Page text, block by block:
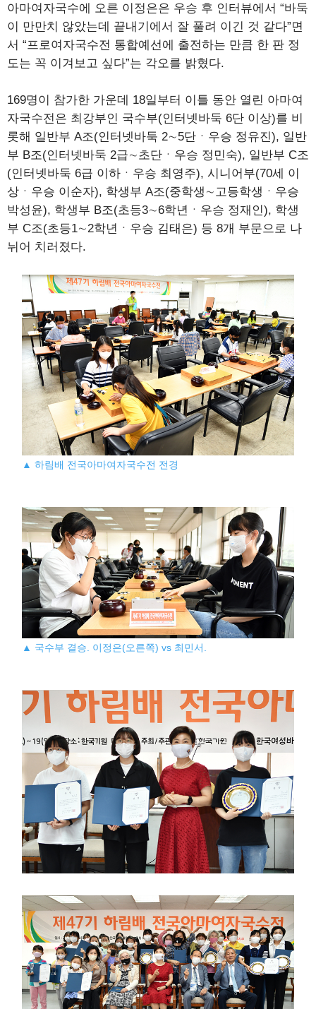
아마여자국수에 오른 이정은은 우승 후 인터뷰에서 “바둑
이 만만치 않았는데 끝내기에서 잘 풀려 이긴 것 같다”면
서 “프로여자국수전 통합예선에 출전하는 만큼 한 판 정
도는 꼭 이겨보고 싶다”는 각오를 밝혔다.
169명이 참가한 가운데 18일부터 이틀 동안 열린 아마여
자국수전은 최강부인 국수부(인터넷바둑 6단 이상)를 비
롯해 일반부 A조(인터넷바둑 2∼5단ㆍ우승 정유진), 일반
부 B조(인터넷바둑 2급∼초단ㆍ우승 정민숙), 일반부 C조
(인터넷바둑 6급 이하ㆍ우승 최영주), 시니어부(70세 이
상ㆍ우승 이순자), 학생부 A조(중학생∼고등학생ㆍ우승
박성윤), 학생부 B조(초등3∼6학년ㆍ우승 정재인), 학생
부 C조(초등1∼2학년ㆍ우승 김태은) 등 8개 부문으로 나
뉘어 치러졌다.
▲ 하림배 전국아마여자국수전 전경
▲ 국수부 결승. 이정은(오른쪽) vs 최민서.